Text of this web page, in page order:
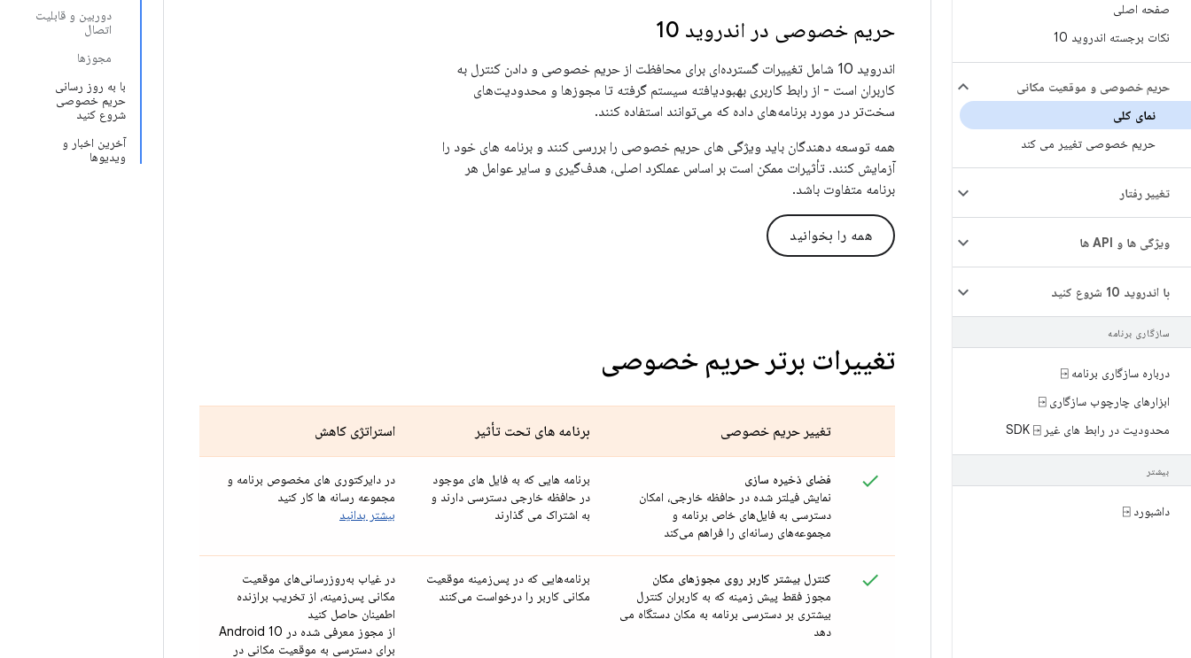
صفحه اصلی
نکات برجسته اندروید 10
حریم خصوصی و موقعیت مکانی
نمای کلی
حریم خصوصی تغییر می کند
تغییر رفتار
ویژگی ها و API ها
با اندروید 10 شروع کنید
سازگاری برنامه
درباره سازگاری برنامه ⍈
ابزارهای چارچوب سازگاری ⍈
محدودیت در رابط های غیر SDK ⍈
بیشتر
داشبورد ⍈
دوربین و قابلیت
اتصال
مجوزها
با به روز رسانی
حریم خصوصی
شروع کنید
آخرین اخبار و
ویدیوها
حریم خصوصی در اندروید 10
اندروید 10 شامل تغییرات گسترده‌ای برای محافظت از حریم خصوصی و دادن کنترل به
کاربران است - از رابط کاربری بهبودیافته سیستم گرفته تا مجوزها و محدودیت‌های
سخت‌تر در مورد برنامه‌های داده که می‌توانند استفاده کنند.
همه توسعه دهندگان باید ویژگی های حریم خصوصی را بررسی کنند و برنامه های خود را
آزمایش کنند. تأثیرات ممکن است بر اساس عملکرد اصلی، هدف‌گیری و سایر عوامل هر
برنامه متفاوت باشد.
همه را بخوانید
تغییرات برتر حریم خصوصی
تغییر حریم خصوصی برنامه های تحت تأثیر استراتژی کاهش
فضای ذخیره سازی
نمایش فیلتر شده در حافظه خارجی، امکان
دسترسی به فایل‌های خاص برنامه و
مجموعه‌های رسانه‌ای را فراهم می‌کند
برنامه هایی که به فایل های موجود
در حافظه خارجی دسترسی دارند و
به اشتراک می گذارند
در دایرکتوری های مخصوص برنامه و
مجموعه رسانه ها کار کنید
بیشتر بدانید
کنترل بیشتر کاربر روی مجوزهای مکان
مجوز فقط پیش زمینه که به کاربران کنترل
بیشتری بر دسترسی برنامه به مکان دستگاه می
دهد
برنامه‌هایی که در پس‌زمینه موقعیت
مکانی کاربر را درخواست می‌کنند
در غیاب به‌روزرسانی‌های موقعیت
مکانی پس‌زمینه، از تخریب برازنده
اطمینان حاصل کنید
از مجوز معرفی شده در Android 10
برای دسترسی به موقعیت مکانی در